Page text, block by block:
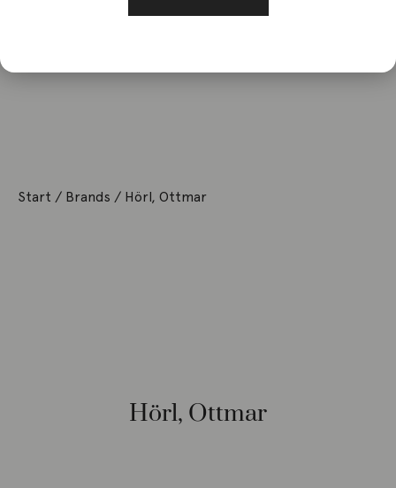
Start / Brands / Hörl, Ottmar
Hörl, Ottmar